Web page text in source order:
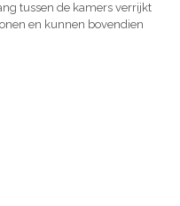
tussen de kamers verrijkt
en kunnen bovendien